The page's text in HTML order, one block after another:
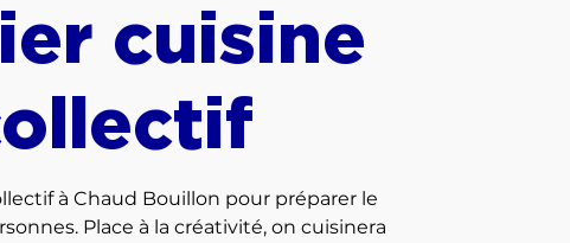
cuisine
à Chaud Bouillon pour préparer le
Place à la créativité, on cuisinera